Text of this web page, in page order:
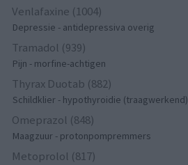
Venlafaxine (1004)
Depressie - antidepressiva overig
Tramadol (939)
Pijn - morfine-achtigen
Thyrax Duotab (882)
Schildklier - hypothyroidie (traagwerkend)
Omeprazol (848)
Maagzuur - protonpompremmers
Metoprolol (817)